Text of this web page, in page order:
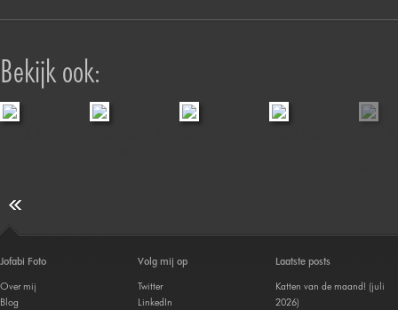
Bekijk ook:
Jofabi Foto
Over mij
Blog
Volg mij op
Twitter
LinkedIn
Laatste posts
Katten van de maand! (juli
2026)